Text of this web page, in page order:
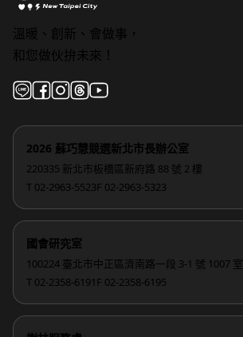
溫暖、創新、會做事，
和您做伙拚未來！
2026 蘇巧慧競選新北市長辦公室
220335 新北市板橋區新府路 88 號 2 樓
T 02-2963-5523F 02-2963-5323
國會研究室
100224 臺北市中正區濟南路一段 3-1 號 1007 室
T 02-2358-6191 F 02-2358-6195